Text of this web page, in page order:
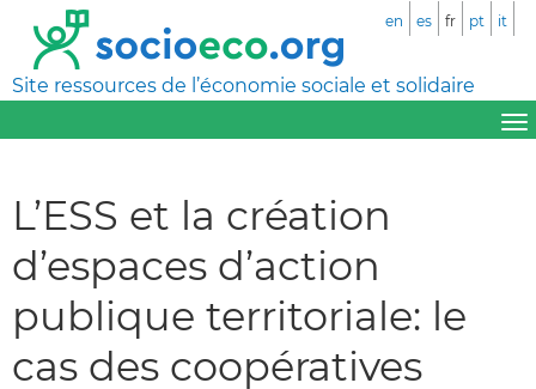
Site ressources de l’économie sociale et solidaire
en es fr pt it
L’ESS et la création
d’espaces d’action
publique territoriale: le
cas des coopératives